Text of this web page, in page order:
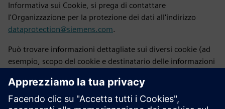
Informativa sui Cookie, si prega di contattare
l'Organizzazione per la protezione dei dati all'indirizzo
dataprotection@siemens.com.
Può trovare informazioni dettagliate sui diversi cookie (ad
esempio, scopo del cookie e destinatario delle informazioni